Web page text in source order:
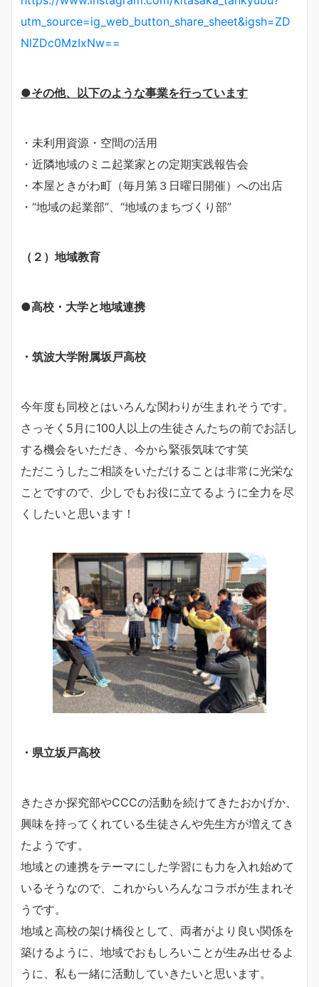
utm_source=ig_web_button_share_sheet&igsh=ZD
NlZDc0MzIxNw==
●その他、以下のような事業を行っています
・未利用資源・空間の活用
・近隣地域のミニ起業家との定期実践報告会
・本屋ときがわ町（毎月第３日曜日開催）への出店
・“地域の起業部”、“地域のまちづくり部”
（２）地域教育
●高校・大学と地域連携
・筑波大学附属坂戸高校
今年度も同校とはいろんな関わりが生まれそうです。
さっそく5月に100人以上の生徒さんたちの前でお話し
する機会をいただき、今から緊張気味です笑
ただこうしたご相談をいただけることは非常に光栄な
ことですので、少しでもお役に立てるように全力を尽
くしたいと思います！
・県立坂戸高校
きたさか探究部やCCCの活動を続けてきたおかげか、
興味を持ってくれている生徒さんや先生方が増えてき
たようです。
地域との連携をテーマにした学習にも力を入れ始めて
いるそうなので、これからいろんなコラボが生まれそ
うです。
地域と高校の架け橋役として、両者がより良い関係を
築けるように、地域でおもしろいことが生み出せるよ
うに、私も一緒に活動していきたいと思います。